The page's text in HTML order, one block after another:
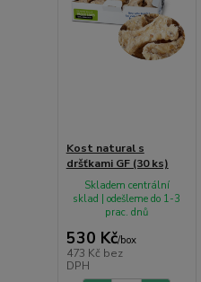
Kost natural s
dršťkami GF (30 ks)
530 Kč/box
473 Kč bez
DPH
Skladem centrální
sklad | odešleme do 1-3
prac. dnů